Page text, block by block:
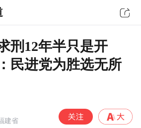
刑12年半只是开
民进党为胜选无所
建省